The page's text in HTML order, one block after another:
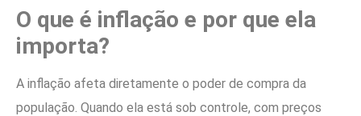
O que é inflação e por que ela
importa?
A inflação afeta diretamente o poder de compra da
população. Quando ela está sob controle, com preços